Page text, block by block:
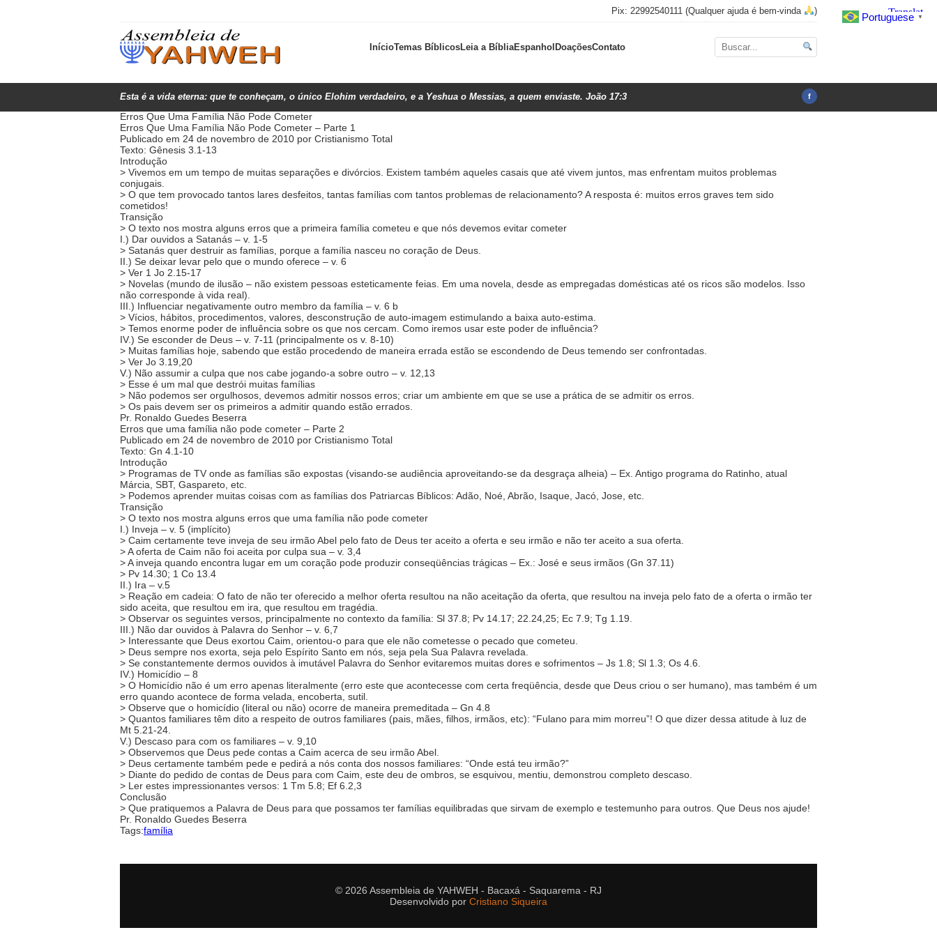
Pix: 22992540111 (Qualquer ajuda é bem-vinda )
InícioTemas BíblicosLeia a BíbliaEspanholDoaçõesContato
Esta é a vida eterna: que te conheçam, o único Elohim verdadeiro, e a Yeshua o Messias, a quem enviaste. João 17:3 f
Erros Que Uma Família Não Pode Cometer
Erros Que Uma Família Não Pode Cometer – Parte 1
Publicado em 24 de novembro de 2010 por Cristianismo Total
Texto: Gênesis 3.1-13
Introdução
> Vivemos em um tempo de muitas separações e divórcios. Existem também aqueles casais que até vivem juntos, mas enfrentam muitos problemas
conjugais.
> O que tem provocado tantos lares desfeitos, tantas famílias com tantos problemas de relacionamento? A resposta é: muitos erros graves tem sido
cometidos!
Transição
> O texto nos mostra alguns erros que a primeira família cometeu e que nós devemos evitar cometer
I.) Dar ouvidos a Satanás – v. 1-5
> Satanás quer destruir as famílias, porque a família nasceu no coração de Deus.
II.) Se deixar levar pelo que o mundo oferece – v. 6
> Ver 1 Jo 2.15-17
> Novelas (mundo de ilusão – não existem pessoas esteticamente feias. Em uma novela, desde as empregadas domésticas até os ricos são modelos. Isso
não corresponde à vida real).
III.) Influenciar negativamente outro membro da família – v. 6 b
> Vícios, hábitos, procedimentos, valores, desconstrução de auto-imagem estimulando a baixa auto-estima.
> Temos enorme poder de influência sobre os que nos cercam. Como iremos usar este poder de influência?
IV.) Se esconder de Deus – v. 7-11 (principalmente os v. 8-10)
> Muitas famílias hoje, sabendo que estão procedendo de maneira errada estão se escondendo de Deus temendo ser confrontadas.
> Ver Jo 3.19,20
V.) Não assumir a culpa que nos cabe jogando-a sobre outro – v. 12,13
> Esse é um mal que destrói muitas famílias
> Não podemos ser orgulhosos, devemos admitir nossos erros; criar um ambiente em que se use a prática de se admitir os erros.
> Os pais devem ser os primeiros a admitir quando estão errados.
Pr. Ronaldo Guedes Beserra
Erros que uma família não pode cometer – Parte 2
Publicado em 24 de novembro de 2010 por Cristianismo Total
Texto: Gn 4.1-10
Introdução
> Programas de TV onde as famílias são expostas (visando-se audiência aproveitando-se da desgraça alheia) – Ex. Antigo programa do Ratinho, atual
Márcia, SBT, Gaspareto, etc.
> Podemos aprender muitas coisas com as famílias dos Patriarcas Bíblicos: Adão, Noé, Abrão, Isaque, Jacó, Jose, etc.
Transição
> O texto nos mostra alguns erros que uma família não pode cometer
I.) Inveja – v. 5 (implícito)
> Caim certamente teve inveja de seu irmão Abel pelo fato de Deus ter aceito a oferta e seu irmão e não ter aceito a sua oferta.
> A oferta de Caim não foi aceita por culpa sua – v. 3,4
> A inveja quando encontra lugar em um coração pode produzir conseqüências trágicas – Ex.: José e seus irmãos (Gn 37.11)
> Pv 14.30; 1 Co 13.4
II.) Ira – v.5
> Reação em cadeia: O fato de não ter oferecido a melhor oferta resultou na não aceitação da oferta, que resultou na inveja pelo fato de a oferta o irmão ter
sido aceita, que resultou em ira, que resultou em tragédia.
> Observar os seguintes versos, principalmente no contexto da família: Sl 37.8; Pv 14.17; 22.24,25; Ec 7.9; Tg 1.19.
III.) Não dar ouvidos à Palavra do Senhor – v. 6,7
> Interessante que Deus exortou Caim, orientou-o para que ele não cometesse o pecado que cometeu.
> Deus sempre nos exorta, seja pelo Espírito Santo em nós, seja pela Sua Palavra revelada.
> Se constantemente dermos ouvidos à imutável Palavra do Senhor evitaremos muitas dores e sofrimentos – Js 1.8; Sl 1.3; Os 4.6.
IV.) Homicídio – 8
> O Homicídio não é um erro apenas literalmente (erro este que acontecesse com certa freqüência, desde que Deus criou o ser humano), mas também é um
erro quando acontece de forma velada, encoberta, sutil.
> Observe que o homicídio (literal ou não) ocorre de maneira premeditada – Gn 4.8
> Quantos familiares têm dito a respeito de outros familiares (pais, mães, filhos, irmãos, etc): “Fulano para mim morreu”! O que dizer dessa atitude à luz de
Mt 5.21-24.
V.) Descaso para com os familiares – v. 9,10
> Observemos que Deus pede contas a Caim acerca de seu irmão Abel.
> Deus certamente também pede e pedirá a nós conta dos nossos familiares: “Onde está teu irmão?”
> Diante do pedido de contas de Deus para com Caim, este deu de ombros, se esquivou, mentiu, demonstrou completo descaso.
> Ler estes impressionantes versos: 1 Tm 5.8; Ef 6.2,3
Conclusão
> Que pratiquemos a Palavra de Deus para que possamos ter famílias equilibradas que sirvam de exemplo e testemunho para outros. Que Deus nos ajude!
Pr. Ronaldo Guedes Beserra
Tags:família
© 2026 Assembleia de YAHWEH - Bacaxá - Saquarema - RJ
Desenvolvido por Cristiano Siqueira
Portuguese ▼